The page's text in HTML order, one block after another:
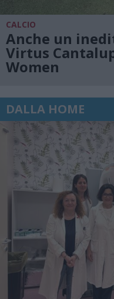
CALCIO
Anche un
Virtus
Women
DALLA HOME